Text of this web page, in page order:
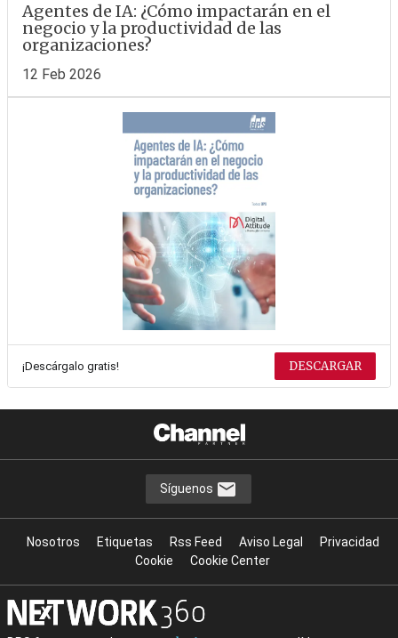
Agentes de IA: ¿Cómo impactarán en el
negocio y la productividad de las
organizaciones?
12 Feb 2026
¡Descárgalo gratis! DESCARGAR
Síguenos
Nosotros Etiquetas Rss Feed Aviso Legal
Privacidad
Cookie
Cookie Center